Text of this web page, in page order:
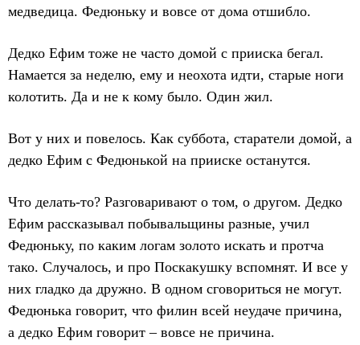
медведица. Федюньку и вовсе от дома отшибло.
Дедко Ефим тоже не часто домой с прииска бегал.
Намается за неделю, ему и неохота идти, старые ноги
колотить. Да и не к кому было. Один жил.
Вот у них и повелось. Как суббота, старатели домой, а
дедко Ефим с Федюнькой на прииске останутся.
Что делать-то? Разговаривают о том, о другом. Дедко
Ефим рассказывал побывальщины разные, учил
Федюньку, по каким логам золото искать и протча
тако. Случалось, и про Поскакушку вспомнят. И все у
них гладко да дружно. В одном сговориться не могут.
Федюнька говорит, что филин всей неудаче причина,
а дедко Ефим говорит – вовсе не причина.